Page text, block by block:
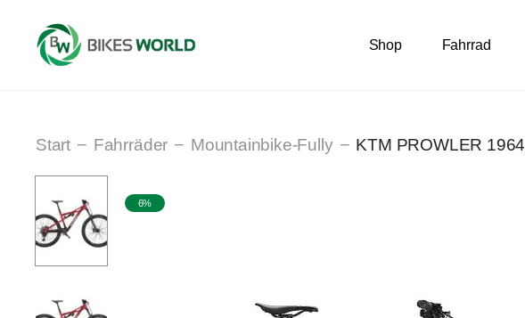
Shop Fahrrad
Start Fahrräder Mountainbike-Fully KTM PROWLER 1964
6%